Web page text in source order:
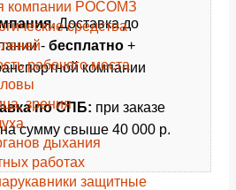
компании РОСОМЗ
средства
рабочего места
зрения
дыхания
работах
защитные
. Доставка до
- бесплатно +
компании
по СПБ: при заказе
сумму свыше 40 000 р.